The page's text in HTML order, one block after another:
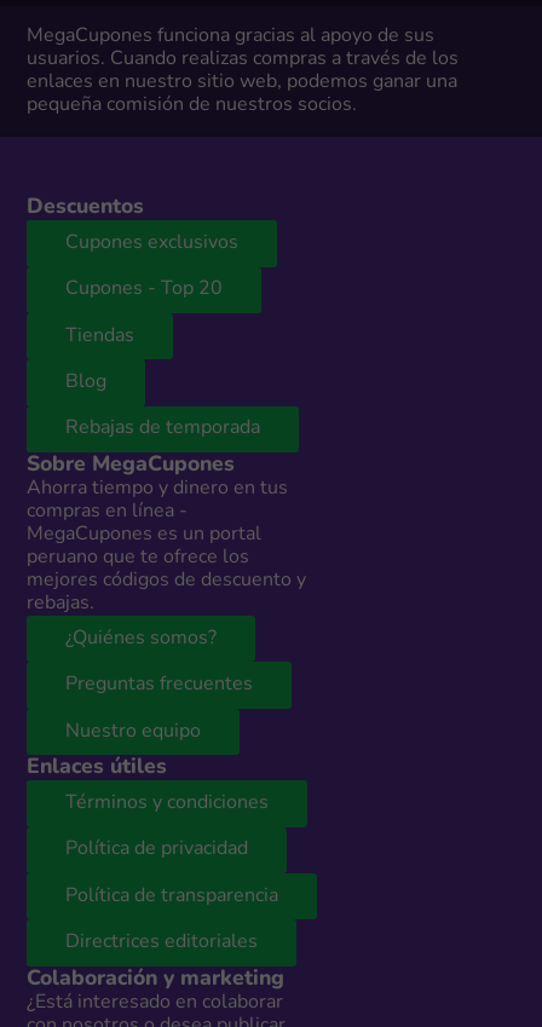
MegaCupones funciona gracias al apoyo de sus
usuarios. Cuando realizas compras a través de los
enlaces en nuestro sitio web, podemos ganar una
pequeña comisión de nuestros socios.
Descuentos
Cupones exclusivos
Cupones - Top 20
Tiendas
Blog
Rebajas de temporada
Sobre MegaCupones
Ahorra tiempo y dinero en tus
compras en línea -
MegaCupones es un portal
peruano que te ofrece los
mejores códigos de descuento y
rebajas.
¿Quiénes somos?
Preguntas frecuentes
Nuestro equipo
Enlaces útiles
Términos y condiciones
Política de privacidad
Política de transparencia
Directrices editoriales
Colaboración y marketing
¿Está interesado en colaborar